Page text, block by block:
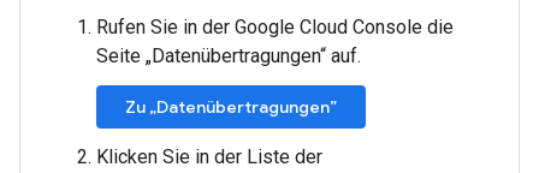
Rufen Sie in der Google Cloud Console die
Seite „Datenübertragungen“ auf.
Zu „Datenübertragungen”
Klicken Sie in der Liste der